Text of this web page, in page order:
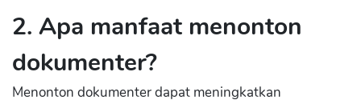
2. Apa manfaat menonton
dokumenter?
Menonton dokumenter dapat meningkatkan